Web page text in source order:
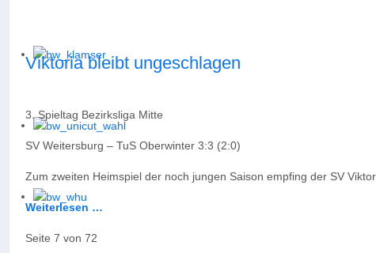
Viktoria bleibt ungeschlagen
3. Spieltag Bezirksliga Mitte
SV Weitersburg – TuS Oberwinter 3:3 (2:0)
Zum zweiten Heimspiel der noch jungen Saison empfing der SV
Weiterlesen …
Seite 7 von 72